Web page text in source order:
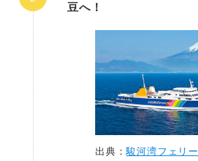
豆へ！
出典：駿河湾フェリー